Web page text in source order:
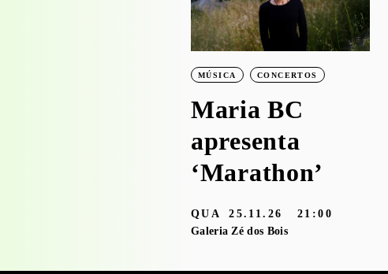
MÚSICA CONCERTOS
Maria BC
apresenta
‘Marathon’
QUA 25.11.26
21:00
Galeria Zé dos Bois